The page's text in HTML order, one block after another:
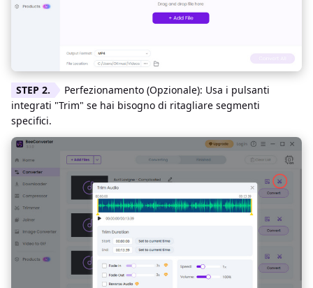
Perfezionamento (Opzionale): Usa i pulsanti
integrati "Trim" se hai bisogno di ritagliare segmenti
specifici.